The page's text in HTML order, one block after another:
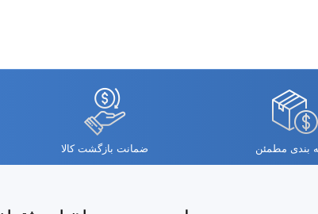
بندی مطمئن ضمانت بازگشت کالا